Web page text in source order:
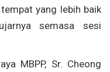
yang lebih baik
semasa sesi
MBPP, Sr. Cheong